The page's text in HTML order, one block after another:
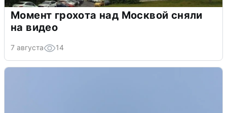
Момент грохота над Москвой сняли
на видео
7 августа 14